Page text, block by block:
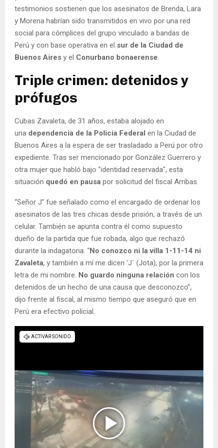
testimonios sostienen que los asesinatos de Brenda, Lara
y Morena habrían sido transmitidos en vivo por una red
social para cómplices del grupo vinculado a bandas de
Perú y con base operativa en el sur de la Ciudad de
Buenos Aires y el Conurbano bonaerense
Triple crimen: detenidos y
prófugos
Cubas Zavaleta, de 31 años, estaba alojado en
una dependencia de la Policía Federal en la Ciudad de
Buenos Aires a la espera de ser trasladado a Perú por otro
expediente. Tras ser mencionado por González Guerrero y
otra mujer que habló bajo "identidad reservada", esta
situación quedó en pausa por solicitud del fiscal Arribas.
“Señor J” fue señalado como el encargado de ordenar los
asesinatos de las tres chicas desde prisión, a través de un
celular. También se apunta contra él como supuesto
dueño de la partida que fue robada, algo que rechazó
durante la indagatoria. “No conozco ni la villa 1-11-14 ni
Zavaleta, y también a mí me dicen 'J´ (Jota), por la primera
letra de mi nombre. No guardo ninguna relación con los
detenidos de un hecho de una causa que desconozco”,
dijo frente al fiscal, al mismo tiempo que aseguró que en
Perú era efectivo policial.